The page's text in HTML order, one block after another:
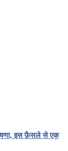
इस फ़ैसले से एक